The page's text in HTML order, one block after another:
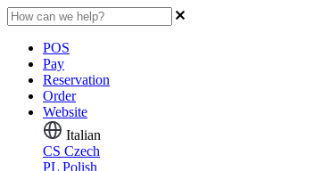
POS
Pay
Reservation
Order
Website
Italian
CS Czech
PL Polish